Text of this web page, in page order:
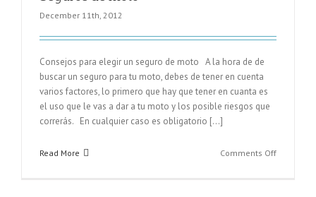
December 11th, 2012
Consejos para elegir un seguro de moto A la hora de de
buscar un seguro para tu moto, debes de tener en cuenta
varios factores, lo primero que hay que tener en cuanta es
el uso que le vas a dar a tu moto y los posible riesgos que
correrás. En cualquier caso es obligatorio [...]
Read More Comments Offon